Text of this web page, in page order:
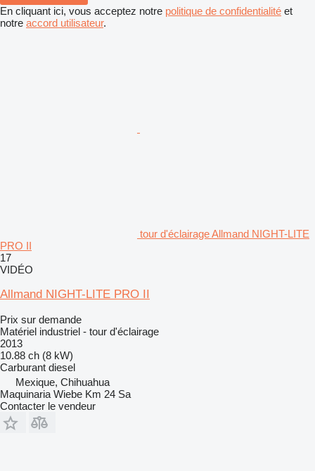
En cliquant ici, vous acceptez notre politique de confidentialité et
notre accord utilisateur.
tour d'éclairage Allmand NIGHT-LITE
PRO II
17
VIDÉO
Allmand NIGHT-LITE PRO II
Prix sur demande
Matériel industriel - tour d'éclairage
2013
10.88 ch (8 kW)
Carburant diesel
Mexique, Chihuahua
Maquinaria Wiebe Km 24 Sa
Contacter le vendeur